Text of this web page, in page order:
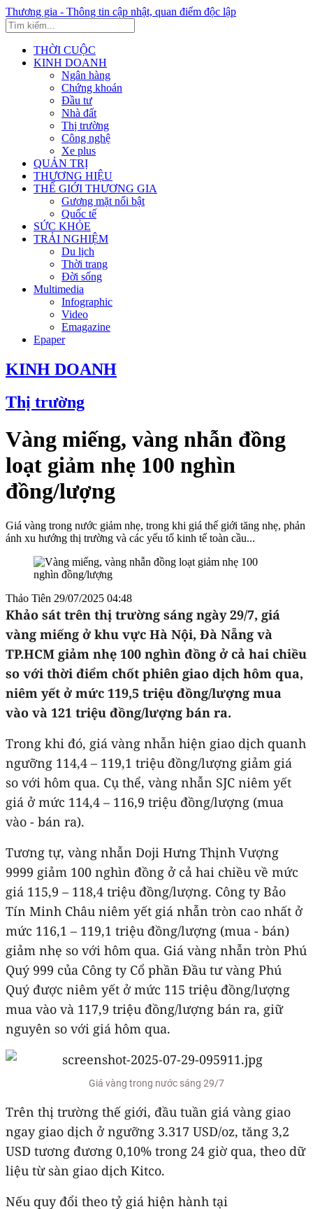
Thương gia - Thông tin cập nhật, quan điểm độc lập
THỜI CUỘC
KINH DOANH
Ngân hàng
Chứng khoán
Đầu tư
Nhà đất
Thị trường
Công nghệ
Xe plus
QUẢN TRỊ
THƯƠNG HIỆU
THẾ GIỚI THƯƠNG GIA
Gương mặt nổi bật
Quốc tế
SỨC KHỎE
TRẢI NGHIỆM
Du lịch
Thời trang
Đời sống
Multimedia
Infographic
Video
Emagazine
Epaper
KINH DOANH
Thị trường
Vàng miếng, vàng nhẫn đồng
loạt giảm nhẹ 100 nghìn
đồng/lượng
Giá vàng trong nước giảm nhẹ, trong khi giá thế giới tăng nhẹ, phản
ánh xu hướng thị trường và các yếu tố kinh tế toàn cầu...
Thảo Tiên 29/07/2025 04:48
Khảo sát trên thị trường sáng ngày 29/7, giá
vàng miếng ở khu vực Hà Nội, Đà Nẵng và
TP.HCM giảm nhẹ 100 nghìn đồng ở cả hai chiều
so với thời điểm chốt phiên giao dịch hôm qua,
niêm yết ở mức 119,5 triệu đồng/lượng mua
vào và 121 triệu đồng/lượng bán ra.
Trong khi đó, giá vàng nhẫn hiện giao dịch quanh
ngưỡng 114,4 – 119,1 triệu đồng/lượng giảm giá
so với hôm qua. Cụ thể, vàng nhẫn SJC niêm yết
giá ở mức 114,4 – 116,9 triệu đồng/lượng (mua
vào - bán ra).
Tương tự, vàng nhẫn Doji Hưng Thịnh Vượng
9999 giảm 100 nghìn đồng ở cả hai chiều về mức
giá 115,9 – 118,4 triệu đồng/lượng. Công ty Bảo
Tín Minh Châu niêm yết giá nhẫn tròn cao nhất ở
mức 116,1 – 119,1 triệu đồng/lượng (mua - bán)
giảm nhẹ so với hôm qua. Giá vàng nhẫn tròn Phú
Quý 999 của Công ty Cổ phần Đầu tư vàng Phú
Quý được niêm yết ở mức 115 triệu đồng/lượng
mua vào và 117,9 triệu đồng/lượng bán ra, giữ
nguyên so với giá hôm qua.
Giá vàng trong nước sáng 29/7
Trên thị trường thế giới, đầu tuần giá vàng giao
ngay giao dịch ở ngưỡng 3.317 USD/oz, tăng 3,2
USD tương đương 0,10% trong 24 giờ qua, theo dữ
liệu từ sàn giao dịch Kitco.
Nếu quy đổi theo tỷ giá hiện hành tại